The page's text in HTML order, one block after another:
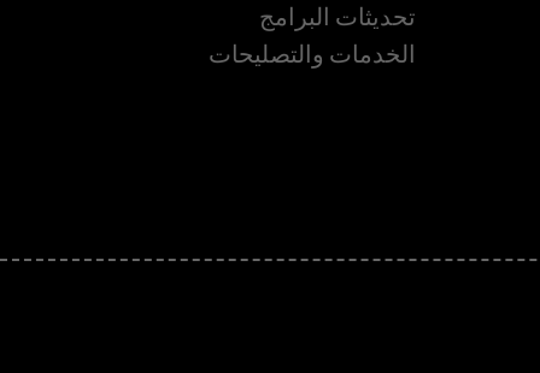
تحديثات البرامج
الخدمات والتصليحات